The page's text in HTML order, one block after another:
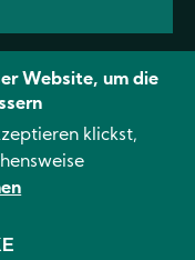
TikTok
vorbehalten
Website, um die
klickst,